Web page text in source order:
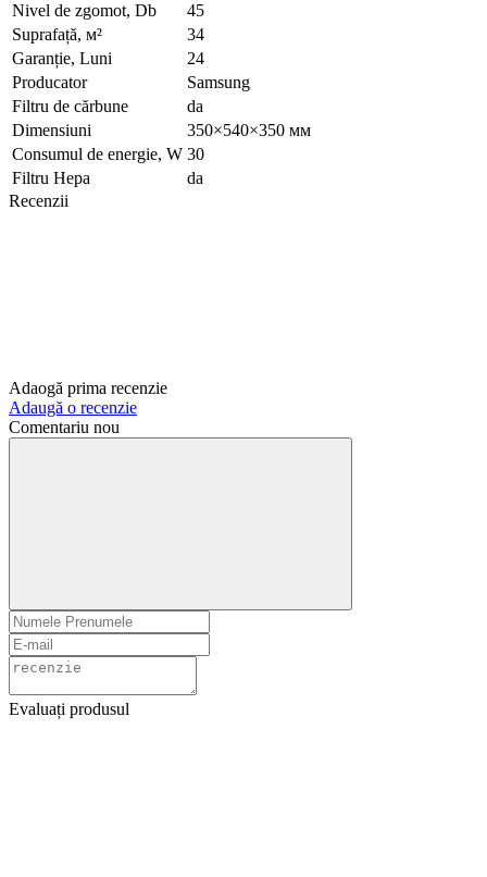
Nivel de zgomot, Db
45
Suprafață, м²
34
Garanție, Luni
24
Producator
Samsung
Filtru de cărbune
da
Dimensiuni
350×540×350 мм
Consumul de energie, W 30
Filtru Hepa
da
Recenzii
Adaogă prima recenzie
Adaugă o recenzie
Comentariu nou
Evaluați produsul